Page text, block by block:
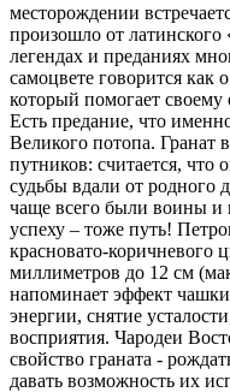
месторождении
произошло от
легендах и преданиях
самоцвете говорится как
который помогает своему
Есть предание, что
Великого потопа.
путников: считается, что
судьбы вдали от родного
чаще всего были воины и
успеху – тоже путь!
красновато-коричневого
миллиметров до 12 см
напоминает эффект
энергии, снятие
восприятия. Чародеи
свойство граната -
давать возможность их